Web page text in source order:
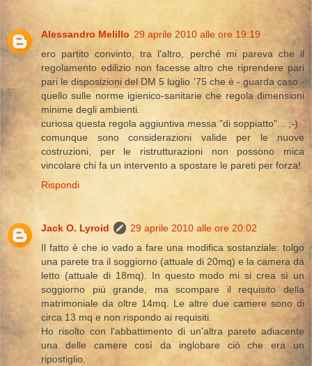
Alessandro Melillo 29 aprile 2010 alle ore 19:19
ero partito convinto, tra l'altro, perché mi pareva che il
regolamento edilizio non facesse altro che riprendere pari
pari le disposizioni del DM 5 luglio '75 che è - guarda caso -
quello sulle norme igienico-sanitarie che regola dimensioni
minime degli ambienti.
curiosa questa regola aggiuntiva messa "di soppiatto"... ;-)
comunque sono considerazioni valide per le nuove
costruzioni, per le ristrutturazioni non possono mica
vincolare chi fa un intervento a spostare le pareti per forza!
Rispondi
Jack O. Lyroid
29 aprile 2010 alle ore 20:02
Il fatto è che io vado a fare una modifica sostanziale: tolgo
una parete tra il soggiorno (attuale di 20mq) e la camera da
letto (attuale di 18mq). In questo modo mi si crea sì un
soggiorno più grande, ma scompare il requisito della
matrimoniale da oltre 14mq. Le altre due camere sono di
circa 13 mq e non rispondo ai requisiti.
Ho risolto con l'abbattimento di un'altra parete adiacente
una delle camere così da inglobare ciò che era un
ripostiglio.